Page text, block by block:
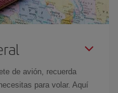
de avión, recuerda
para volar. Aquí